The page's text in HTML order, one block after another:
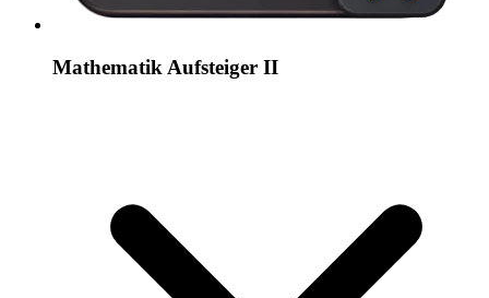
Mathematik Aufsteiger II